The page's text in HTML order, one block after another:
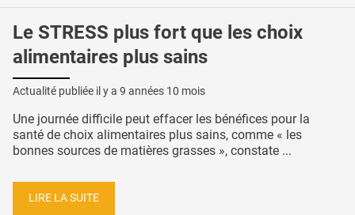
Le STRESS plus fort que les choix
alimentaires plus sains
Actualité publiée il y a 9 années 10 mois
Une journée difficile peut effacer les bénéfices pour la
santé de choix alimentaires plus sains, comme « les
bonnes sources de matières grasses », constate ...
LIRE LA SUITE